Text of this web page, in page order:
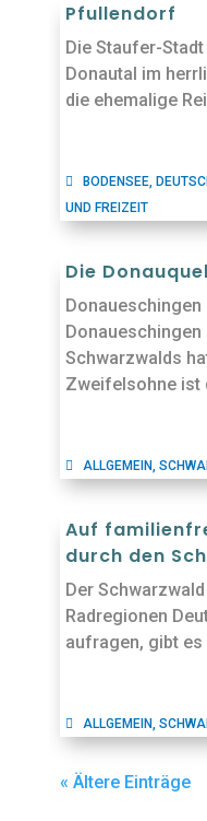
Pfullendorf
Die Staufer-
Donautal im
die ehemalige
BODENSEE,
UND FREIZEIT
Die
Donaueschingen
Schwarzwalds
Zweifelsohne ist
ALLGEMEIN,
Auf
durch den
Der
Radregionen
aufragen, gibt es
ALLGEMEIN,
« Ältere Einträge